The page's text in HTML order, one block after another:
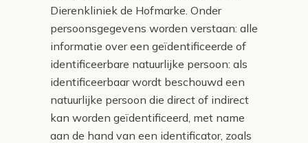
Dierenkliniek de Hofmarke. Onder
persoonsgegevens worden verstaan: alle
informatie over een geïdentificeerde of
identificeerbare natuurlijke persoon: als
identificeerbaar wordt beschouwd een
natuurlijke persoon die direct of indirect
kan worden geïdentificeerd, met name
aan de hand van een identificator, zoals